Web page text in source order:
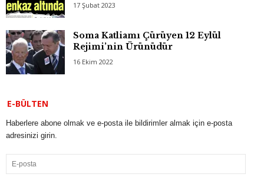
17 Şubat 2023
Soma Katliamı Çürüyen 12 Eylül
Rejimi’nin Ürünüdür
16 Ekim 2022
E-BÜLTEN
Haberlere abone olmak ve e-posta ile bildirimler almak için e-posta
adresinizi girin.
E-
posta